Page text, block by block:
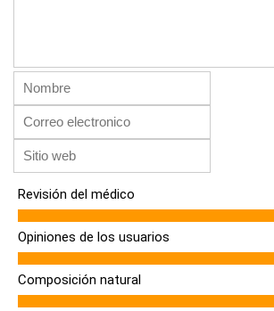
Revisión del médico
Opiniones de los usuarios
Composición natural